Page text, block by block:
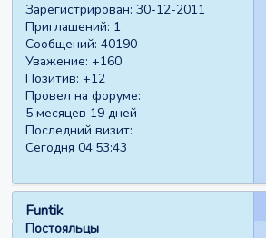
Зарегистрирован: 30-12-2011
Приглашений: 1
Сообщений: 40190
Уважение: +160
Позитив: +12
Провел на форуме:
5 месяцев 19 дней
Последний визит:
Сегодня 04:53:43
Funtik
Постояльцы